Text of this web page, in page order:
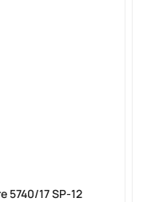
5740/17 SP-12